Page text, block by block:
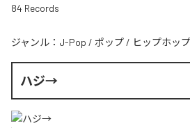
84 Records
ジャンル： J-Pop / ポップ / ヒップホッ
ハジ→